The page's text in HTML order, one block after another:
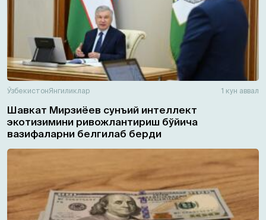
ЎзбекистонЯнгиликлар 1 кун аввал
Шавкат Мирзиёев сунъий интеллект
экотизимини ривожлантириш бўйича
вазифаларни белгилаб берди